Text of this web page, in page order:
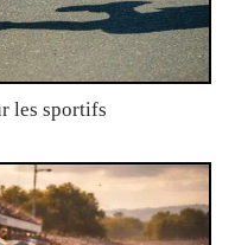
les sportifs